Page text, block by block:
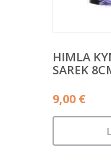
HIMLA
SAREK
9,00 €